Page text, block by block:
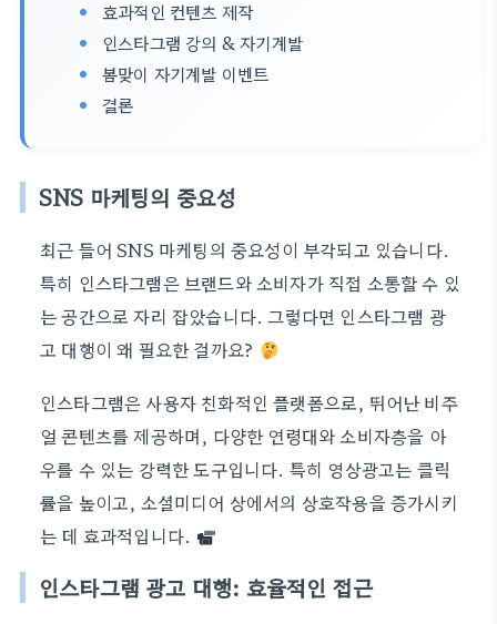
효과적인 컨텐츠 제작
인스타그램 강의 & 자기계발
봄맞이 자기계발 이벤트
결론
SNS 마케팅의 중요성
최근 들어 SNS 마케팅의 중요성이 부각되고 있습니다.
특히 인스타그램은 브랜드와 소비자가 직접 소통할 수 있
는 공간으로 자리 잡았습니다. 그렇다면 인스타그램 광
고 대행이 왜 필요한 걸까요?
인스타그램은 사용자 친화적인 플랫폼으로, 뛰어난 비주
얼 콘텐츠를 제공하며, 다양한 연령대와 소비자층을 아
우를 수 있는 강력한 도구입니다. 특히 영상광고는 클릭
률을 높이고, 소셜미디어 상에서의 상호작용을 증가시키
는 데 효과적입니다.
인스타그램 광고 대행: 효율적인 접근